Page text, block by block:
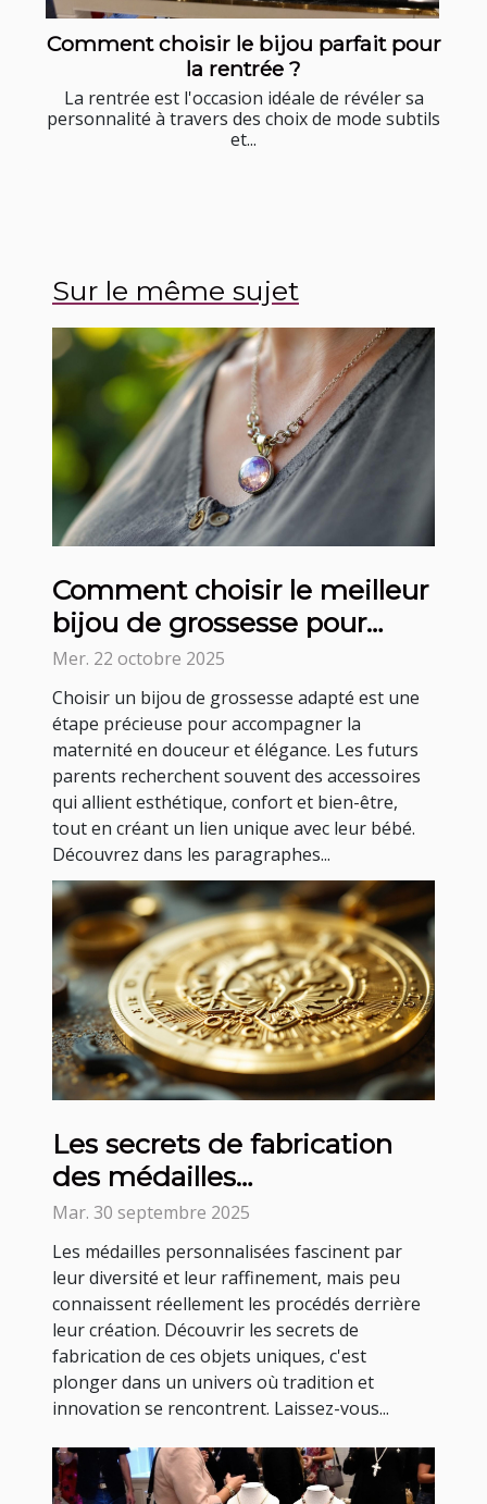
Comment choisir le bijou parfait pour
la rentrée ?
La rentrée est l'occasion idéale de révéler sa
personnalité à travers des choix de mode subtils
et...
Sur le même sujet
Comment choisir le meilleur
bijou de grossesse pour
votre bien-être ?
Mer. 22 octobre 2025
Choisir un bijou de grossesse adapté est une
étape précieuse pour accompagner la
maternité en douceur et élégance. Les futurs
parents recherchent souvent des accessoires
qui allient esthétique, confort et bien-être,
tout en créant un lien unique avec leur bébé.
Découvrez dans les paragraphes...
Les secrets de fabrication
des médailles
personnalisées
Mar. 30 septembre 2025
Les médailles personnalisées fascinent par
leur diversité et leur raffinement, mais peu
connaissent réellement les procédés derrière
leur création. Découvrir les secrets de
fabrication de ces objets uniques, c'est
plonger dans un univers où tradition et
innovation se rencontrent. Laissez-vous...